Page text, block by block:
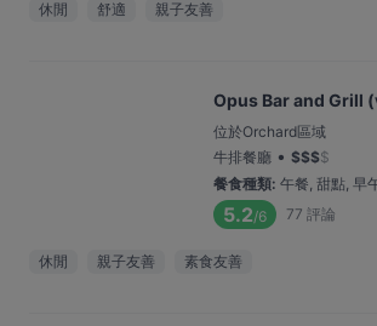
休閒 舒適 親子友善
Opus Bar and Grill
位於Orchard區域
牛排餐廳 • $$$$
餐食種類: 午餐, 甜點, 早
5.2/6 77 評論
休閒 親子友善 素食友善